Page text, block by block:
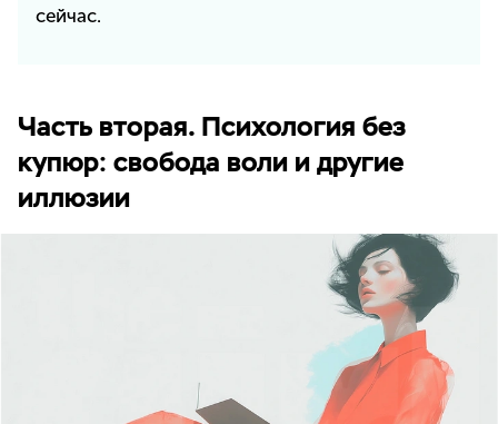
сейчас.
Часть вторая. Психология без
купюр: свобода воли и другие
иллюзии